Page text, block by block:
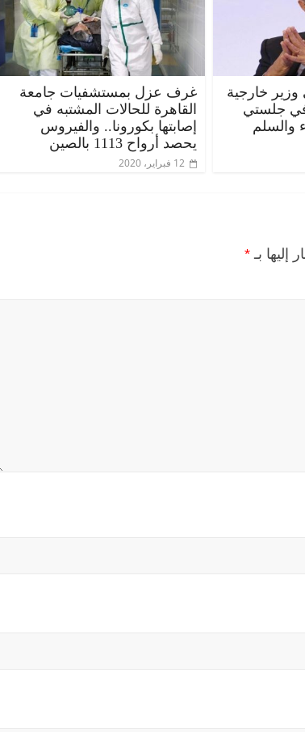
خارجية
في جلستي
والسلم
غرف عزل بمستشفيات جامعة
القاهرة للحالات المشتبه في
إصابتها بكورونا.. والفيروس
يحصد أرواح 1113 بالصين
12 فبراير، 2020
إليها بـ *